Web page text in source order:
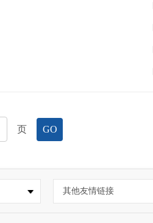
页 GO
其他友情链接